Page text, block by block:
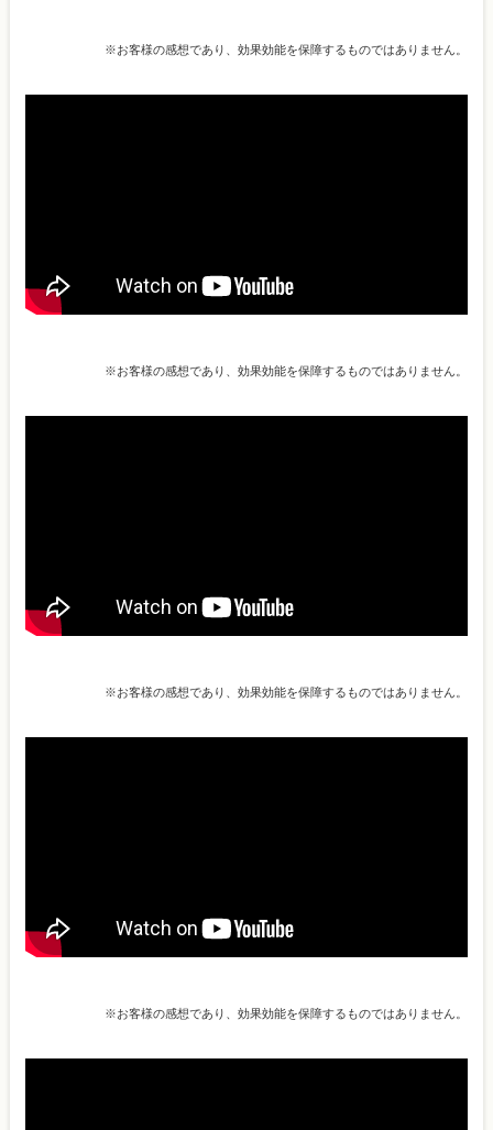
※お客様の感想であり、効果効能を保障するものではありません。
※お客様の感想であり、効果効能を保障するものではありません。
※お客様の感想であり、効果効能を保障するものではありません。
※お客様の感想であり、効果効能を保障するものではありません。